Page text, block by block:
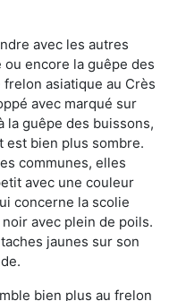
avec les autres
ou encore la guêpe des
asiatique au Crès
avec marqué sur
la guêpe des buissons,
est bien plus sombre.
communes, elles
avec une couleur
concerne la scolie
avec plein de poils.
jaunes sur son
bien plus au frelon